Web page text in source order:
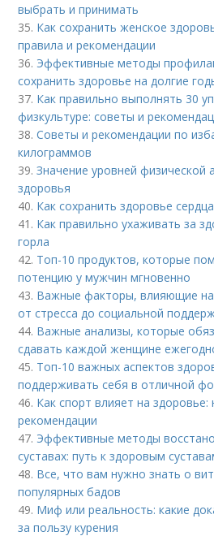
выбрать и принимать
35. Как сохранить женское
правила и рекомендации
36. Эффективные методы
сохранить здоровье на долгие
37. Как правильно выполнять 30
физкультуре: советы и
38.Советы и рекомендации по
килограммов
39.Значение уровней физической
здоровья
40. Как сохранить здоровье
41. Как правильно ухаживать за
горла
42. Топ-10 продуктов, которые
потенцию у мужчин мгновенно
43. Важные факторы, влияющие на
от стресса до социальной
44. Важные анализы, которые
сдавать каждой женщине
45. Топ-10 важных аспектов
поддерживать себя в отличной
46. Как спорт влияет на
рекомендации
47. Эффективные методы
суставах: путь к здоровым
48. Все, что вам нужно знать о
популярных бадов
49. Миф или реальность: какие
за пользу курения